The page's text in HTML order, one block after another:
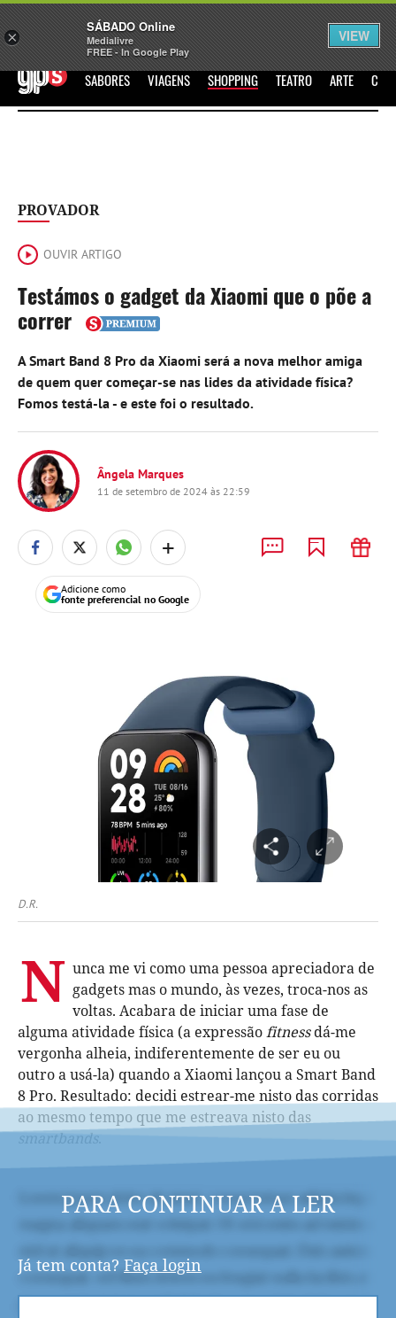
Sábado Assine Iniciar Sessão
GPS SABORES VIAGENS SHOPPING TEATRO ARTE
PROVADOR
OUVIR ARTIGO
Testámos o gadget da Xiaomi que o põe a
correr
A Smart Band 8 Pro da Xiaomi será a nova melhor amiga
de quem quer começar-se nas lides da atividade física?
Fomos testá-la - e este foi o resultado.
Ângela Marques
11 de setembro de 2024 às 22:59
+
Adicione como
fonte preferencial no Google
D.R.
N unca me vi como uma pessoa apreciadora de
gadgets mas o mundo, às vezes, troca-nos as
voltas. Acabara de iniciar uma fase de
alguma atividade física (a expressãofitnessdá-me
vergonha alheia, indiferentemente de ser eu ou
outro a usá-la) quando a Xiaomi lançou a Smart Band
8 Pro. Resultado: decidi estrear-me nisto das corridas
ao mesmo tempo que me estreava nisto das
smartbands.
PARA CONTINUAR A LER
Já tem conta? Faça login
×
SÁBADO Online
Medialivre
FREE - In Google Play
VIEW